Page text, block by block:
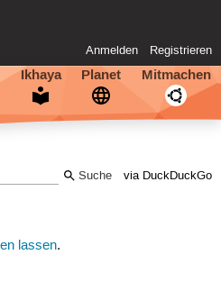
Anmelden Registrieren
Ikhaya Planet Mitmachen
via DuckDuckGo
lassen.